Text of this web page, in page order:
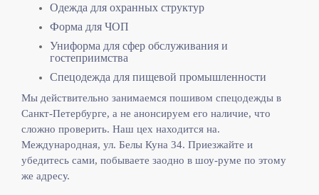
Одежда для охранных структур
Форма для ЧОП
Униформа для сфер обслуживания и
гостеприимства
Спецодежда для пищевой промышленности
Мы действительно занимаемся пошивом спецодежды в
Санкт-Петербурге, а не анонсируем его наличие, что
сложно проверить. Наш цех находится на.
Международная, ул. Белы Куна 34. Приезжайте и
убедитесь сами, побываете заодно в шоу-руме по этому
же адресу.